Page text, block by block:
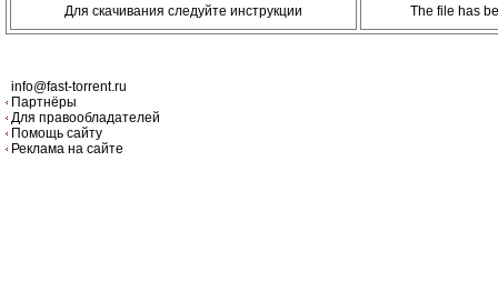
Для скачивания следуйте инструкции The file has
info@fast-torrent.ru
Партнёры
Для правообладателей
Помощь сайту
Реклама на сайте